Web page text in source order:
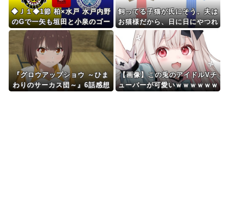
◆Ｊ１◆1節 柏×水戸 水戸内野
のGで一矢も垣田と小泉のゴー
ルで柏が白星発進！
飼ってる子猫が氏にそう。夫は
お猫様だから、日に日にやつれ
ていく子猫を見て狼狽して...
『グロウアップショウ ～ひま
わりのサーカス団～』6話感想
【画像】この兎のアイドルVチ
ューバーが可愛いｗｗｗｗｗｗ